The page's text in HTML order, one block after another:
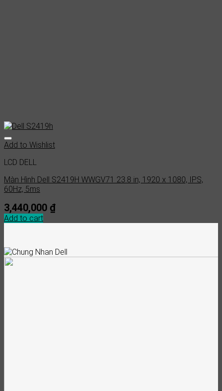
Add to Wishlist
LCD DELL
Màn Hình Dell S2419H WWGV71 23.8 in, 1920 x 1080, IPS,
60Hz, 5ms
3,440,000 ₫
Add to cart